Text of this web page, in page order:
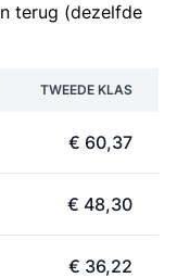
terug (dezelfde
TWEEDE KLAS
€ 60,37
€ 48,30
€ 36,22